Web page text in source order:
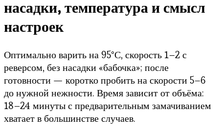
насадки, температура и смысл
настроек
Оптимально варить на 95°С, скорость 1–2 с
реверсом, без насадки «бабочка»; после
готовности — коротко пробить на скорости 5–6
до нужной нежности. Время зависит от объёма:
18–24 минуты с предварительным замачиванием
хватает в большинстве случаев.